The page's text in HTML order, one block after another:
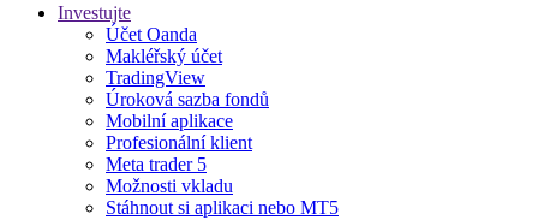
Investujte
Účet Oanda
Makléřský účet
TradingView
Úroková sazba fondů
Mobilní aplikace
Profesionální klient
Meta trader 5
Možnosti vkladu
Stáhnout si aplikaci nebo MT5